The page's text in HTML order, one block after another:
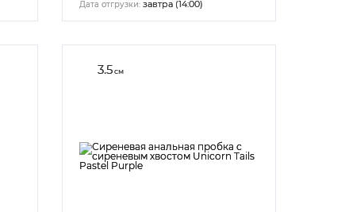
Дата отгрузки: завтра (14:00)
3.5см